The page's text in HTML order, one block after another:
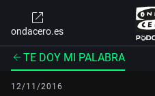
ondacero.es
TE DOY MI PALABRA
12/11/2016